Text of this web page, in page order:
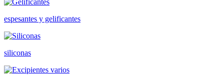
espesantes y gelificantes
siliconas